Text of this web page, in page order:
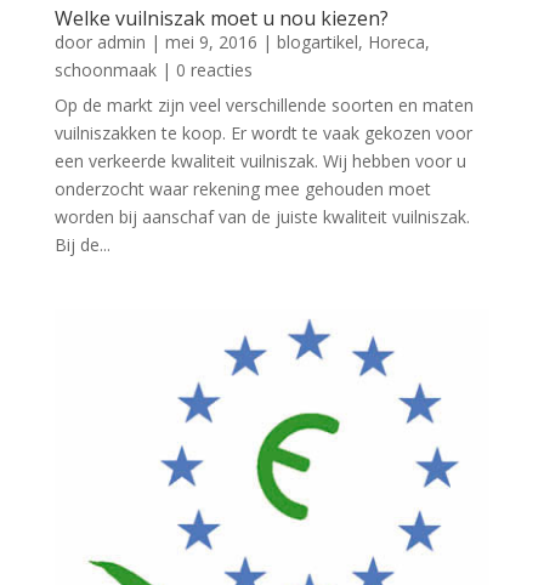
Welke vuilniszak moet u nou kiezen?
door admin | mei 9, 2016 | blogartikel, Horeca,
schoonmaak| 0 reacties
Op de markt zijn veel verschillende soorten en maten
vuilniszakken te koop. Er wordt te vaak gekozen voor
een verkeerde kwaliteit vuilniszak. Wij hebben voor u
onderzocht waar rekening mee gehouden moet
worden bij aanschaf van de juiste kwaliteit vuilniszak.
Bij de...